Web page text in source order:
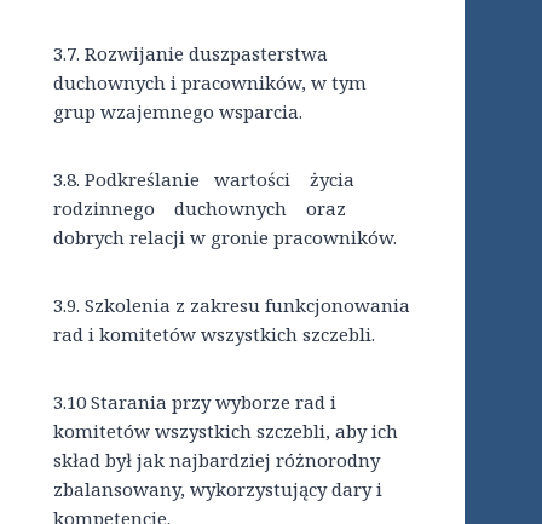
3.7. Rozwijanie duszpasterstwa
duchownych i pracowników, w tym
grup wzajemnego wsparcia.
3.8. Podkreślanie wartości życia
rodzinnego duchownych oraz
dobrych relacji w gronie pracowników.
3.9. Szkolenia z zakresu funkcjonowania
rad i komitetów wszystkich szczebli.
3.10 Starania przy wyborze rad i
komitetów wszystkich szczebli, aby ich
skład był jak najbardziej różnorodny
zbalansowany, wykorzystujący dary i
kompetencje.